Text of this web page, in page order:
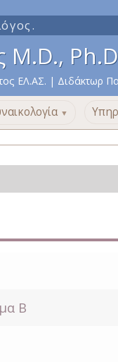
M.D.,
ΕΛ.ΑΣ. | Διδάκτωρ
▼
Β